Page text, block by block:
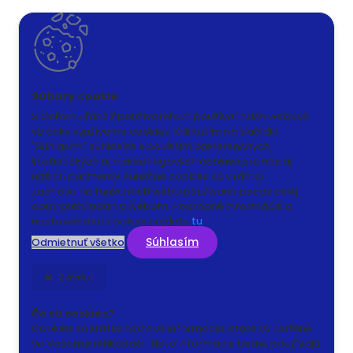
S cieľom uľahčiť používateľom používať naše webové
stránky využívame cookies. Kliknutím na tlačidlo
"Súhlasím" súhlasíte s použitím preferenčných,
štatistických aj marketingových cookies pre nás aj
našich partnerov. Funkčné cookies sú v rámci
zachovania funkčnosti webu používané počas celej
doby prehliadania webom. Podrobné informácie a
nastavenia ku cookies nájdete tu.
Odmietnuť všetko
Súhlasím
Zavrieť
Čo sú cookies?
Cookies sú krátke textové informácie, ktoré sú uložené
vo Vašom prehliadači. Tieto informácie bežne používajú